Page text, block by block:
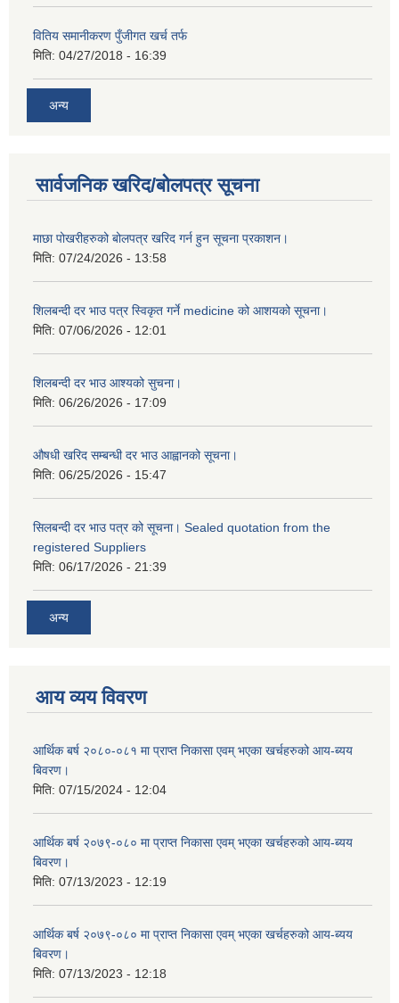
वितिय समानीकरण पुँजीगत खर्च तर्फ
मिति: 04/27/2018 - 16:39
अन्य
सार्वजनिक खरिद/बोलपत्र सूचना
माछा पोखरीहरुको बोलपत्र खरिद गर्न हुन सूचना प्रकाशन।
मिति: 07/24/2026 - 13:58
शिलबन्दी दर भाउ पत्र स्विकृत गर्ने medicine को आशयको सूचना।
मिति: 07/06/2026 - 12:01
शिलबन्दी दर भाउ आश्यको सुचना।
मिति: 06/26/2026 - 17:09
औषधी खरिद सम्बन्धी दर भाउ आह्वानको सूचना।
मिति: 06/25/2026 - 15:47
सिलबन्दी दर भाउ पत्र को सूचना। Sealed quotation from the
registered Suppliers
मिति: 06/17/2026 - 21:39
अन्य
आय व्यय विवरण
आर्थिक बर्ष २०८०-०८१ मा प्राप्त निकासा एवम् भएका खर्चहरुको आय-ब्यय
बिवरण।
मिति: 07/15/2024 - 12:04
आर्थिक बर्ष २०७९-०८० मा प्राप्त निकासा एवम् भएका खर्चहरुको आय-ब्यय
बिवरण।
मिति: 07/13/2023 - 12:19
आर्थिक बर्ष २०७९-०८० मा प्राप्त निकासा एवम् भएका खर्चहरुको आय-ब्यय
बिवरण।
मिति: 07/13/2023 - 12:18